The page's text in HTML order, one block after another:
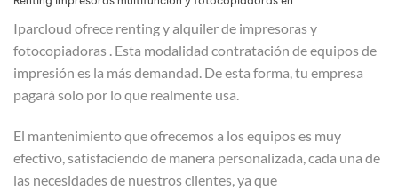
Iparcloud ofrece renting y alquiler de impresoras y
fotocopiadoras . Esta modalidad contratación de equipos de
impresión es la más demandad. De esta forma, tu empresa
pagará solo por lo que realmente usa.
El mantenimiento que ofrecemos a los equipos es muy
efectivo, satisfaciendo de manera personalizada, cada una de
las necesidades de nuestros clientes, ya que